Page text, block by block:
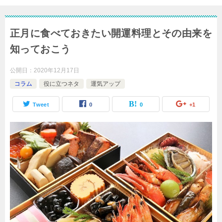
正月に食べておきたい開運料理とその由来を
知っておこう
公開日： 2020年12月17日
コラム
役に立つネタ 運気アップ
Tweet 0 0 +1